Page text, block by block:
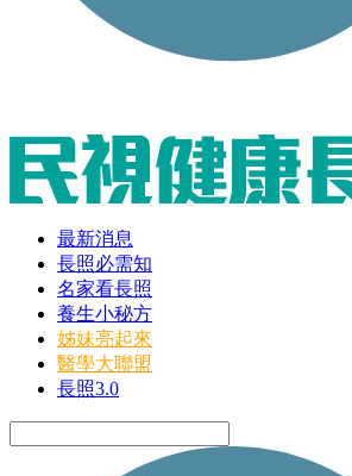
最新消息
長照必需知
名家看長照
養生小秘方
姊妹亮起來
醫學大聯盟
長照3.0